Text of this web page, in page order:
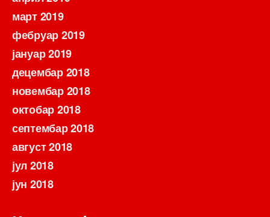
март 2019
фебруар 2019
јануар 2019
децембар 2018
новембар 2018
октобар 2018
септембар 2018
август 2018
јул 2018
јун 2018